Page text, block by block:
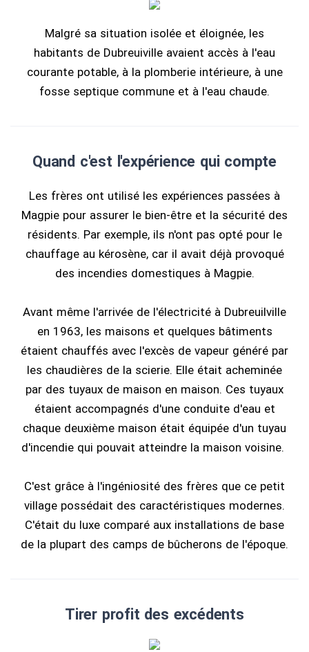
Malgré sa situation isolée et éloignée, les
habitants de Dubreuiville avaient accès à l'eau
courante potable, à la plomberie intérieure, à une
fosse septique commune et à l'eau chaude.
Quand c'est l'expérience qui compte
Les frères ont utilisé les expériences passées à
Magpie pour assurer le bien-être et la sécurité des
résidents. Par exemple, ils n'ont pas opté pour le
chauffage au kérosène, car il avait déjà provoqué
des incendies domestiques à Magpie.
Avant même l'arrivée de l'électricité à Dubreuilville
en 1963, les maisons et quelques bâtiments
étaient chauffés avec l'excès de vapeur généré par
les chaudières de la scierie. Elle était acheminée
par des tuyaux de maison en maison. Ces tuyaux
étaient accompagnés d'une conduite d'eau et
chaque deuxième maison était équipée d'un tuyau
d'incendie qui pouvait atteindre la maison voisine.
C'est grâce à l'ingéniosité des frères que ce petit
village possédait des caractéristiques modernes.
C'était du luxe comparé aux installations de base
de la plupart des camps de bûcherons de l'époque.
Tirer profit des excédents